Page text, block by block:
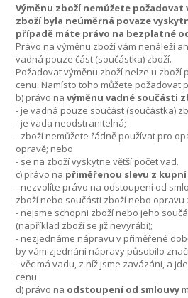
Výměnu zboží nemůžete požadovat
zboží byla neúměrná povaze
případě máte právo na bezplatné
Právo na výměnu zboží vám nenáleží
vadná pouze část (součástka) zboží.
Požadovat výměnu zboží nelze u zboží
cenu. Namísto toho můžete požadovat
b) právo navýměnu vadné součásti
- je vadná pouze součást (součástka)
- je vada neodstranitelná;
- zboží nemůžete řádně používat pro
opravě; nebo
- se na zboží vyskytne větší počet vad.
c) právo na přiměřenou slevu z kupní
- nezvolíte právo na odstoupení od
zboží nebo součásti zboží nebo opravu
- nejsme schopni zboží nebo jeho
(například zboží se již nevyrábí);
- nezjednáme nápravu v přiměřené
by vám zjednání nápravy působilo
- věc má vadu, z níž jsme zavázáni, a
cenu.
d) právo na odstoupení od smlouvy